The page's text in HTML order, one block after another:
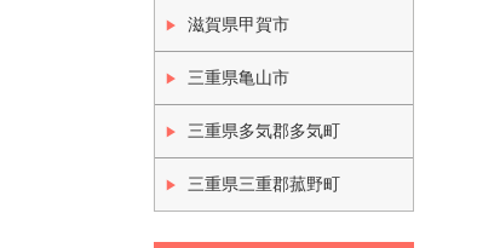
滋賀県甲賀市
三重県亀山市
三重県多気郡多気町
三重県三重郡菰野町